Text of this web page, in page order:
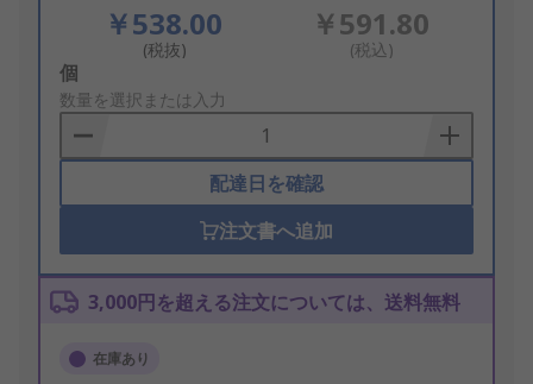
￥538.00
(税抜)
￥591.80
(税込)
Add
to
Basket
個
数量を選択または入力
配達日を確認
注文書へ追加
3,000円を超える注文については、送料無料
在庫あり